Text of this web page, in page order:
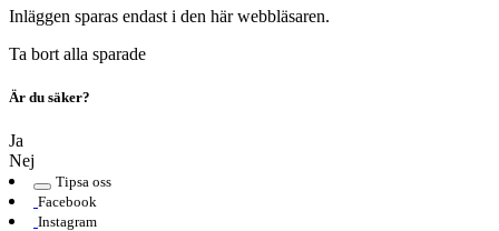
Inläggen sparas endast i den här webbläsaren.
Ta bort alla sparade
Är du säker?
Ja
Nej
Tipsa oss
Facebook
Instagram